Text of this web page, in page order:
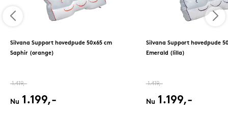
Silvana Support hovedpude 50x65 cm
Saphir (orange)
1.419,-
Nu 1.199,-
Silvana Support hovedpude
Emerald (lilla)
1.419,-
Nu 1.199,-